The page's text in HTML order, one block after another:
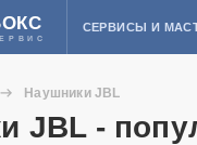
СЕРВИСЫ И
Наушники JBL
JBL -